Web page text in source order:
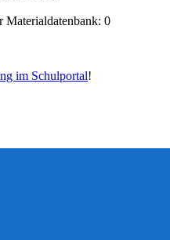
Materialdatenbank: 0
im Schulportal!